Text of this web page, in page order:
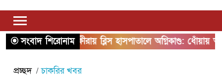
সংবাদ শিরোনাম
সাতক্ষীরায় ব্লিস হাসপাতালে অগ্নিকাণ্ড: ধোঁয়ায় অসুস্থ
প্রচ্ছদ চাকরির খবর